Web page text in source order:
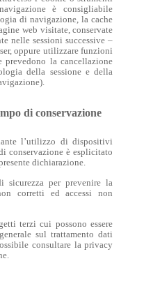
è consigliabile
di navigazione, la cache
web visitate, conservate
nelle sessioni successive –
oppure utilizzare funzioni
prevedono la cancellazione
della sessione e della
di conservazione
l’utilizzo di dispositivi
conservazione è esplicitato
dichiarazione.
sicurezza per prevenire la
corretti ed accessi non
terzi cui possono essere
sul trattamento dati
consultare la privacy